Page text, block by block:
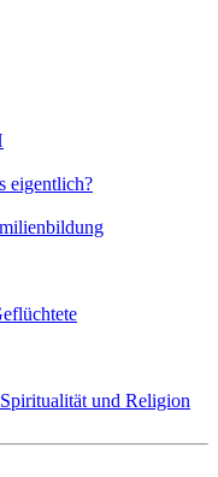
eigentlich?
und Religion